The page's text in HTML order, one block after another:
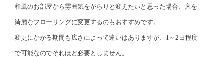
和風のお部屋から雰囲気をがらりと変えたいと思った場合、床を
綺麗なフローリングに変更するのもおすすめです。
変更にかかる期間も広さによって違いはありますが、1～2日程度
で可能なのでそれほど必要としません。